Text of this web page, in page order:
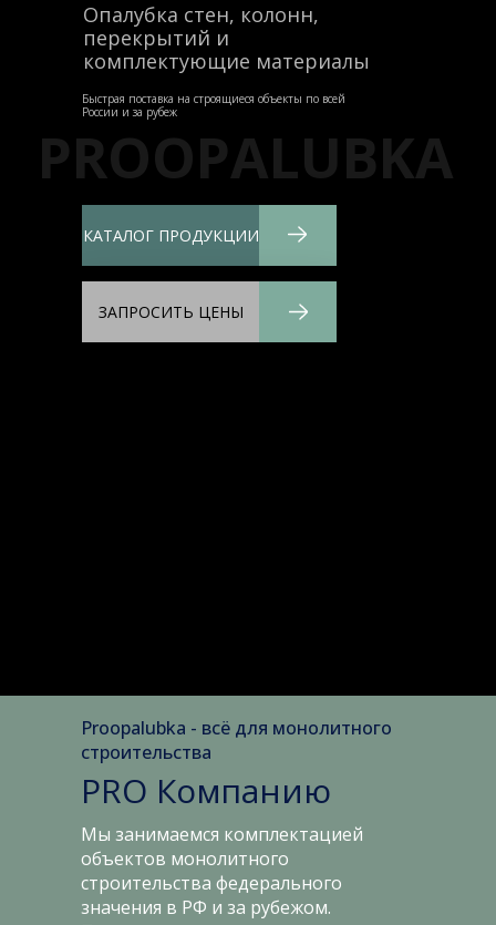
КАТАЛОГ ПРОДУКЦИИ
ЗАПРОСИТЬ ЦЕНЫ
PROOPALUBKA
Опалубка стен, колонн,
перекрытий и
комплектующие материалы
Быстрая поставка на строящиеся объекты по всей
России и за рубеж
PRO Компанию
Мы занимаемся комплектацией
объектов монолитного
строительства федерального
значения в РФ и за рубежом.
Proopalubka - всё для монолитного
строительства